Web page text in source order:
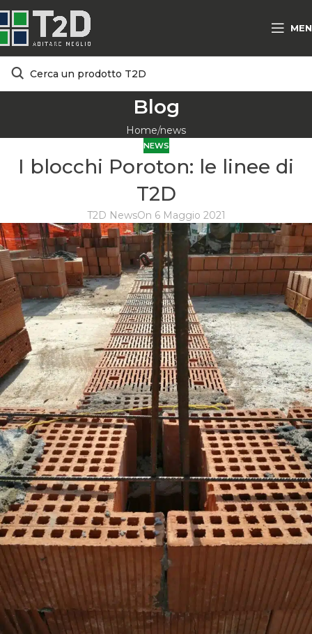
Blog
Home news
NEWS
I blocchi Poroton: le linee di
T2D
T2D NewsOn 6 Maggio 2021